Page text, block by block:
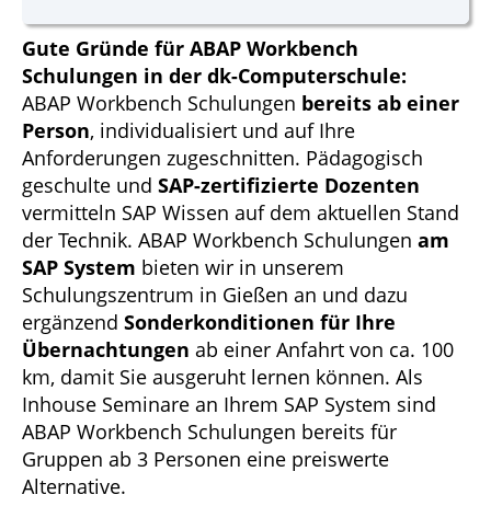
Gute Gründe für ABAP Workbench
Schulungen in der dk-Computerschule:
ABAP Workbench Schulungen bereits ab einer
Person, individualisiert und auf Ihre
Anforderungen zugeschnitten. Pädagogisch
geschulte und SAP-zertifizierte Dozenten
vermitteln SAP Wissen auf dem aktuellen Stand
der Technik. ABAP Workbench Schulungen am
SAP System bieten wir in unserem
Schulungszentrum in Gießen an und dazu
ergänzend Sonderkonditionen für Ihre
Übernachtungen ab einer Anfahrt von ca. 100
km, damit Sie ausgeruht lernen können. Als
Inhouse Seminare an Ihrem SAP System sind
ABAP Workbench Schulungen bereits für
Gruppen ab 3 Personen eine preiswerte
Alternative.